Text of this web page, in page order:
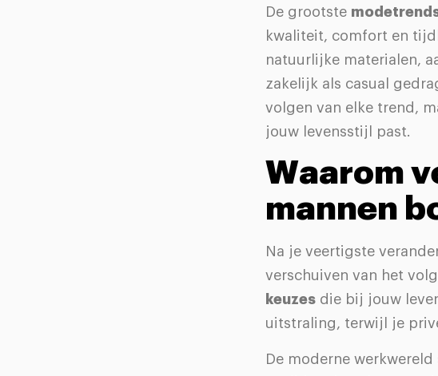
De grootste
kwaliteit, comfort en
natuurlijke materialen,
zakelijk als casual
volgen van elke trend,
jouw levensstijl past.
Waarom
mannen
Na je veertigste
verschuiven van het
keuzes die bij jouw
uitstraling, terwijl je
De moderne